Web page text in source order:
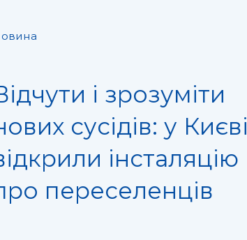
і зрозуміти
сусідів: у Києві
інсталяцію
переселенців